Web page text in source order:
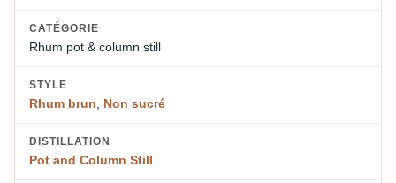
CATÉGORIE
Rhum pot & column still
STYLE
Rhum brun Non sucré
DISTILLATION
Pot and Column Still